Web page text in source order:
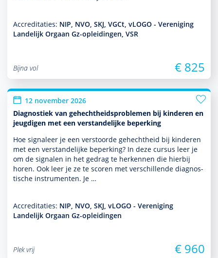
Accreditaties: NIP, NVO, SKJ, VGCt, vLOGO - Vereniging
Landelijk Orgaan Gz-opleidingen, VSR
Bijna vol € 825
12 november 2026
Diagnostiek van gehechtheidsproblemen bij kinderen en
jeugdigen met een verstandelijke beperking
Hoe signaleer je een verstoorde gehechtheid bij kin­de­ren
met een ver­stande­lijke beper­king? In deze cursus leer je
om de signalen in het gedrag te herkennen die hierbij
horen. Ook leer je ze te scoren met ver­schil­lende diag­nos­
tische instru­men­ten. Je …
Accreditaties: NIP, NVO, SKJ, vLOGO - Vereniging
Landelijk Orgaan Gz-opleidingen
Plek vrij € 960